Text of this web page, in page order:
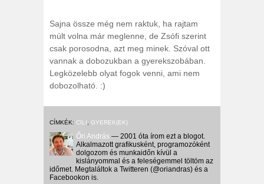
Sajna össze még nem raktuk, ha rajtam
múlt volna már meglenne, de Zsófi szerint
csak porosodna, azt meg minek. Szóval ott
vannak a dobozukban a gyerekszobában.
Legközelebb olyat fogok venni, ami nem
dobozolható. :)
CÍMKÉK: CILI GYEREK(EK)
Őri András — 2001 óta írom ezt a blogot.
Alkalmazott grafikusként, programozóként
dolgozom és munkaidőn kívül a
kislányommal és a feleségemmel töltöm az
időmet. Megtaláltok a Twitteren (@oriandras) és a
Facebookon is.